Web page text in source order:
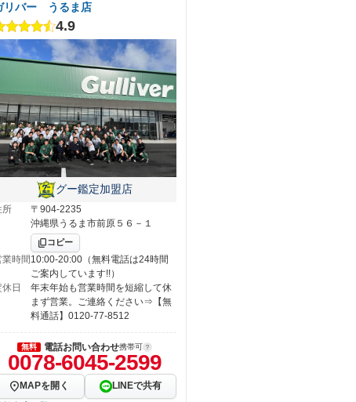
リバー うるま店
4.9
グー鑑定加盟店
所
〒904-2235
沖縄県うるま市前原５６－１
コピー
業時間10:00-20:00（無料電話は24時間
ご案内しています!!）
休日
年末年始も営業時間を短縮して休
まず営業。ご連絡ください⇒【無
料通話】0120-77-8512
無料 電話お問い合わせ携帯可
0078-6045-2599
MAPを開く
LINEで共有